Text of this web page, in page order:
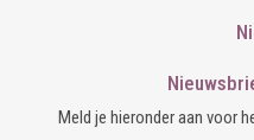
Meld je hieronder aan voor